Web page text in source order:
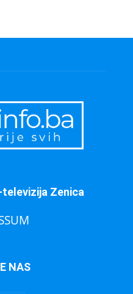
Zenica
NAS